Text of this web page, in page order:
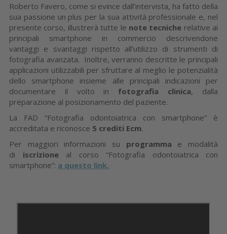
Roberto Favero, come si evince dall’intervista, ha fatto della
sua passione un plus per la sua attività professionale e, nel
presente corso, illustrerà tutte le note tecniche relative ai
principali smartphone in commercio descrivendone
vantaggi e svantaggi rispetto all’utilizzo di strumenti di
fotografia avanzata. Inoltre, verranno descritte le principali
applicazioni utilizzabili per sfruttare al meglio le potenzialità
dello smartphone insieme alle principali indicazioni per
documentare il volto in fotografia clinica, dalla
preparazione al posizionamento del paziente.
La FAD “Fotografia odontoiatrica con smartphone” è
accreditata e riconosce 5 crediti Ecm.
Per maggiori informazioni su programma e modalità
di iscrizioneal corso “Fotografia odontoiatrica con
smartphone”: a questo link.